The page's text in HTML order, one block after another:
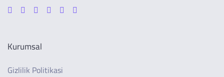
Kurumsal
Gizlilik Politikasi